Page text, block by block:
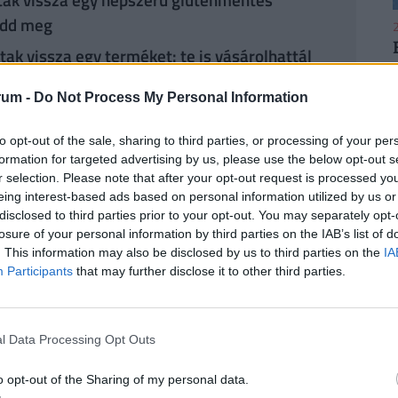
- Do Not Process My Personal Information
opt-out of the sale, sharing to third parties, or processing of your
for targeted advertising by us, please use the below opt-out
selection. Please note that after your opt-out request is processed
interest-based ads based on personal information utilized by us
to third parties prior to your opt-out. You may separately
of your personal information by third parties on the IAB’s list of
This information may also be disclosed by us to third parties on the
Participants that may further disclose it to other third parties.
Data Processing Opt Outs
opt-out of the Sharing of my personal data.
meg
vissza egy terméket: te is vásárolhattál
#termékvisszahívás
#visszahívás
#vásárlók #balesetveszély
szólhat hozzá.Belépés itt!
itt találod